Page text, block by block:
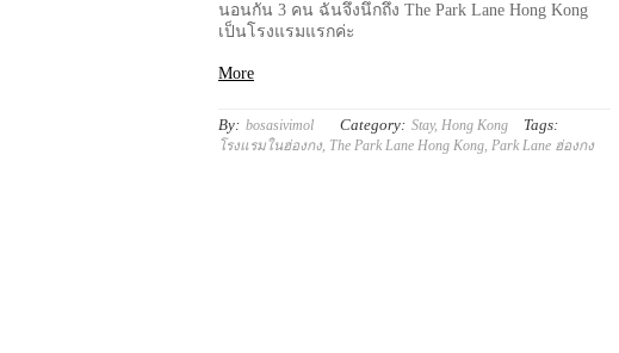
นอนกัน 3 คน ฉันจึงนึกถึง The Park Lane Hong Kong
เป็นโรงแรมแรกค่ะ
More
By: bosasivimol Category: Stay,Hong Kong Tags:
โรงแรมในฮ่องกง, The Park Lane Hong Kong, Park Lane ฮ่องกง